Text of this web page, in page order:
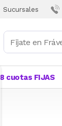
Sucursales
18 cuotas FIJAS